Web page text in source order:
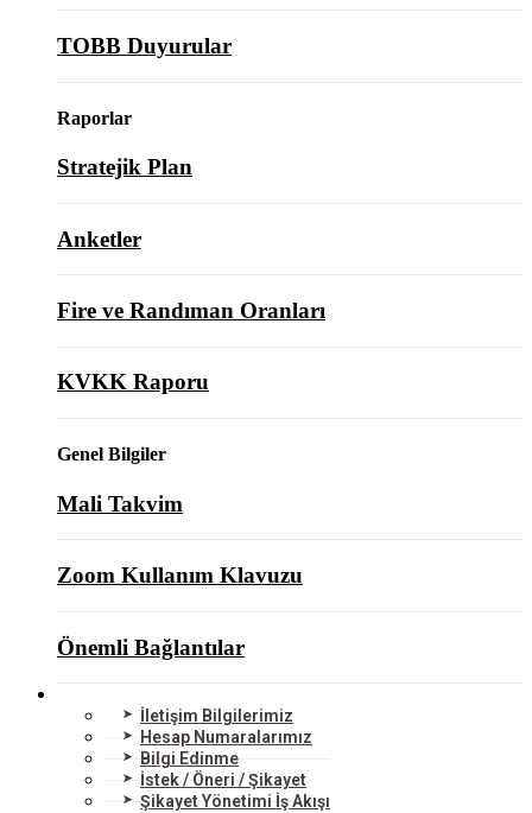
TOBB Duyurular
Raporlar
Stratejik Plan
Anketler
Fire ve Randıman Oranları
KVKK Raporu
Genel Bilgiler
Mali Takvim
Zoom Kullanım Klavuzu
Önemli Bağlantılar
İletişim Bilgilerimiz
Hesap Numaralarımız
Bilgi Edinme
İstek / Öneri / Şikayet
Şikayet Yönetimi İş Akışı